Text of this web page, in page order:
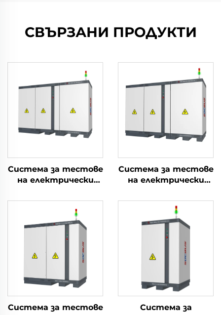
СВЪРЗАНИ ПРОДУКТИ
Система за тестове
на електрически
литиеви батерии
Система за тестове
на електрически
литиеви батерии
(1000V)
Система за тестове
Система за